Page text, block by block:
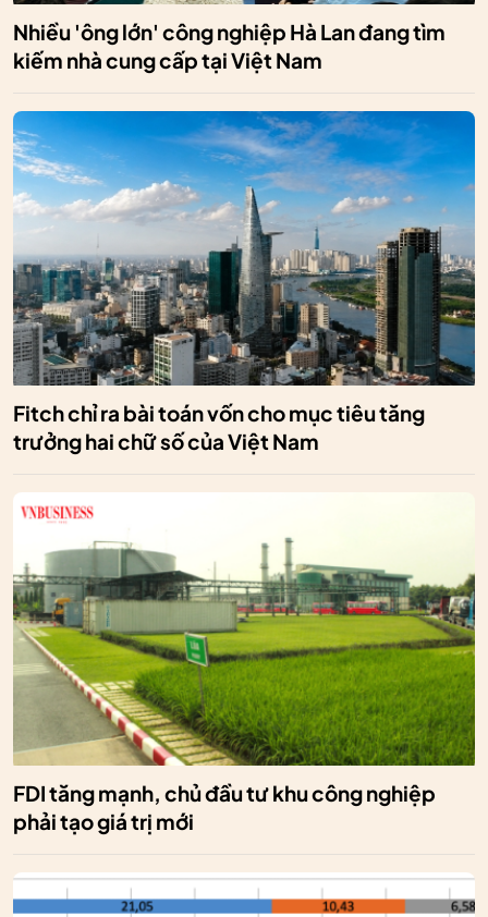
Nhiều 'ông lớn' công nghiệp Hà Lan đang tìm
kiếm nhà cung cấp tại Việt Nam
Fitch chỉ ra bài toán vốn cho mục tiêu tăng
trưởng hai chữ số của Việt Nam
FDI tăng mạnh, chủ đầu tư khu công nghiệp
phải tạo giá trị mới